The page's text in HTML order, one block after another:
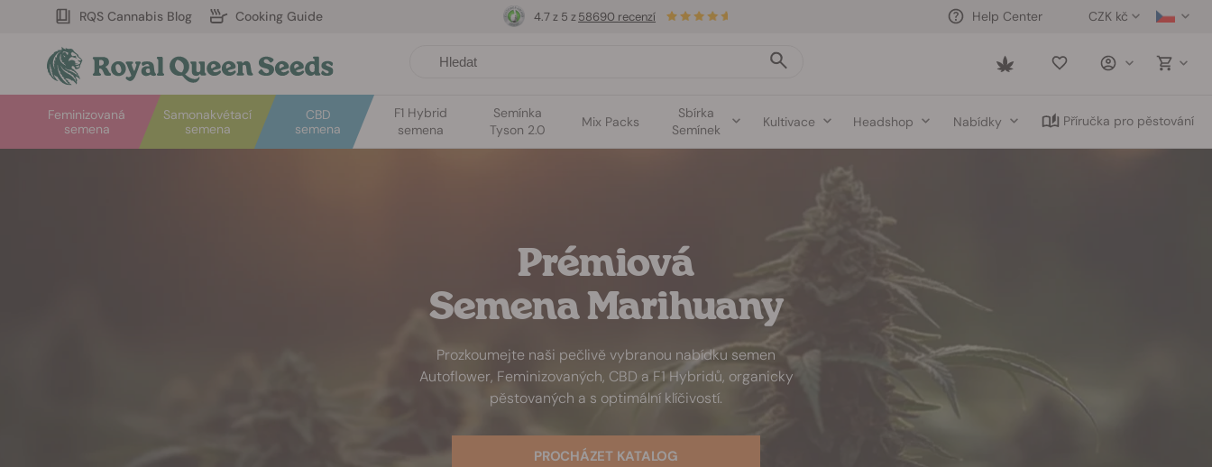
RQS Cannabis Blog Cooking Guide CZK kč
Help Center
Saved
Samonakvétací
semena
Feminizovaná
semena
CBD
semena
F1 Hybrid
semena
Semínka
Tyson 2.0
Mix Packs
Sbírka
Semínek
Kultivace Headshop Nabídky Příručka pro pěstování
4.7 z 5 z58690 recenzí
Vítejte
Prémiová
Semena Marihuany
Prozkoumejte naši pečlivě vybranou nabídku semen
Autoflower, Feminizovaných, CBD a F1 Hybridů, organicky
pěstovaných a s optimální klíčivostí.
PROCHÁZET KATALOG